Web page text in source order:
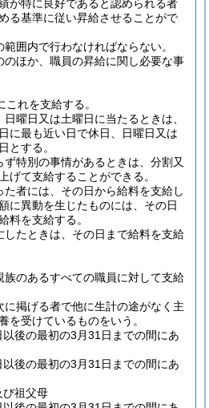
が特に良好であると認められる者
る基準に従い昇給させることがで
囲内で行わなければならない。
のほか、職員の昇給に関し必要な事
れを支給する。
曜日又は土曜日に当たるときは、
に最も近い日で休日、日曜日又は
とする。
ず特別の事情があるときは、分割又
げて支給することができる。
た者には、その日から給料を支給し
に異動を生じたものには、その日
料を支給する。
したときは、その日まで給料を支給
族のあるすべての職員に対して支給
に掲げる者で他に生計の途がなく主
を受けているものをいう。
後の最初の3月31日までの間にあ
後の最初の3月31日までの間にあ
び祖父母